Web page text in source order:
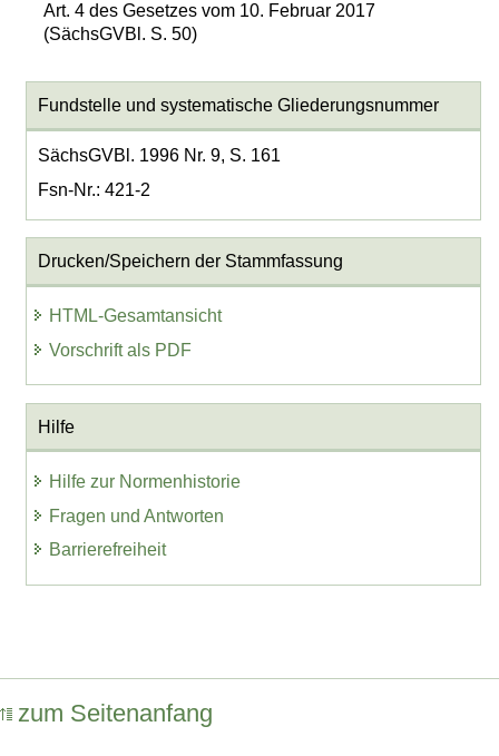
Art. 4 des Gesetzes vom 10. Februar 2017
(SächsGVBl. S. 50)
Fundstelle und systematische Gliederungsnummer
SächsGVBl. 1996 Nr. 9, S. 161
Fsn-Nr.: 421-2
Drucken/Speichern der Stammfassung
HTML-Gesamtansicht
Vorschrift als PDF
Hilfe
Hilfe zur Normenhistorie
Fragen und Antworten
Barrierefreiheit
zum Seitenanfang